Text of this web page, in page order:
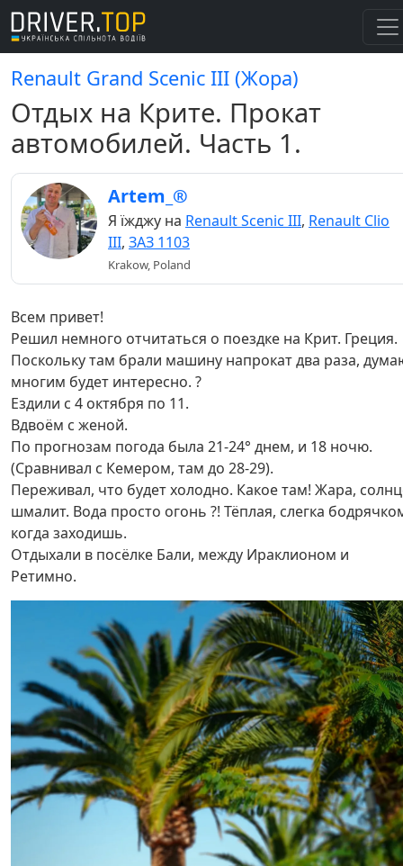
Renault Grand Scenic III (Жора)
Отдых на Крите. Прокат
автомобилей. Часть 1.
Artem_®
Я їжджу на Renault Scenic III, Renault Clio
III, ЗАЗ 1103
Krakow, Poland
Всем привет!
Решил немного отчитаться о поездке на Крит. Греция.
Поскольку там брали машину напрокат два раза,
многим будет интересно. ?
Ездили с 4 октября по 11.
Вдвоём с женой.
По прогнозам погода была 21-24° днем, и 18 ночю.
(Сравнивал с Кемером, там до 28-29).
Переживал, что будет холодно. Какое там! Жара,
шмалит. Вода просто огонь ?! Тёплая, слегка
когда заходишь.
Отдыхали в посёлке Бали, между Ираклионом и
Ретимно.